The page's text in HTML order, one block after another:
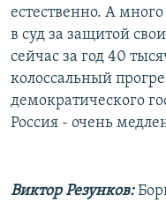
естественно. А
в суд за защитой
сейчас за год 40
колоссальный
демократического
Россия - очень
Виктор Резунков: